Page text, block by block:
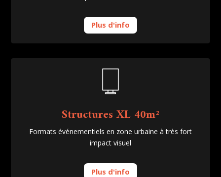
Plus d'info
Structures XL40m²
Formats événementiels en zone urbaine à très fort
impact visuel
Plus d'info